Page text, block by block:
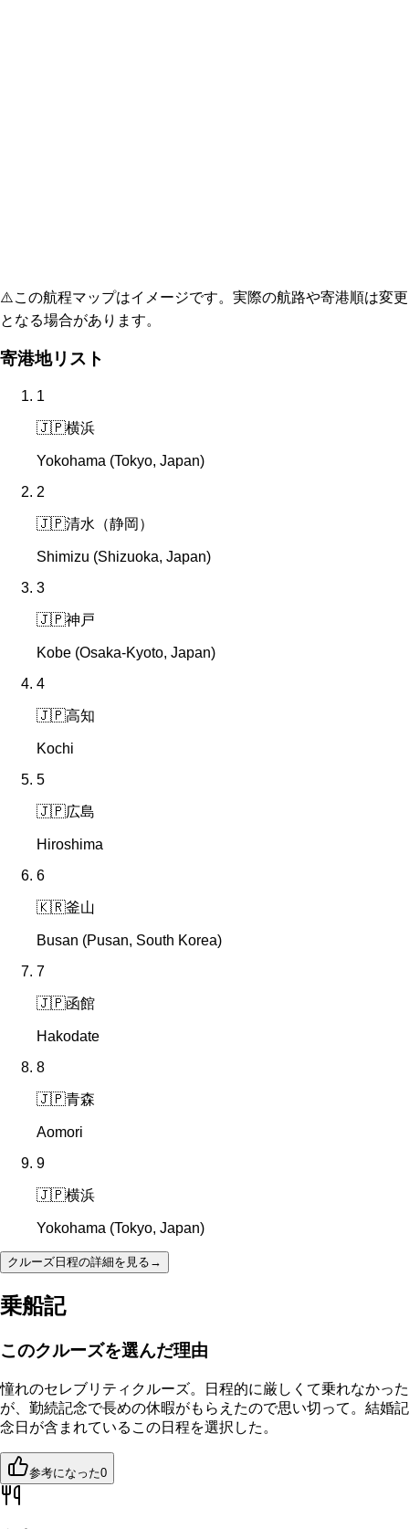
⚠️この航程マップはイメージです。実際の航路や寄港順は変更
となる場合があります。
寄港地リスト
1
🇯🇵横浜
Yokohama (Tokyo, Japan)
2
🇯🇵清水（静岡）
Shimizu (Shizuoka, Japan)
3
🇯🇵神戸
Kobe (Osaka-Kyoto, Japan)
4
🇯🇵高知
Kochi
5
🇯🇵広島
Hiroshima
6
🇰🇷釜山
Busan (Pusan, South Korea)
7
🇯🇵函館
Hakodate
8
🇯🇵青森
Aomori
9
🇯🇵横浜
Yokohama (Tokyo, Japan)
クルーズ日程の詳細を見る →
乗船記
このクルーズを選んだ理由
憧れのセレブリティクルーズ。日程的に厳しくて乗れなかった
が、勤続記念で長めの休暇がもらえたので思い切って。結婚記
念日が含まれているこの日程を選択した。
参考になった0